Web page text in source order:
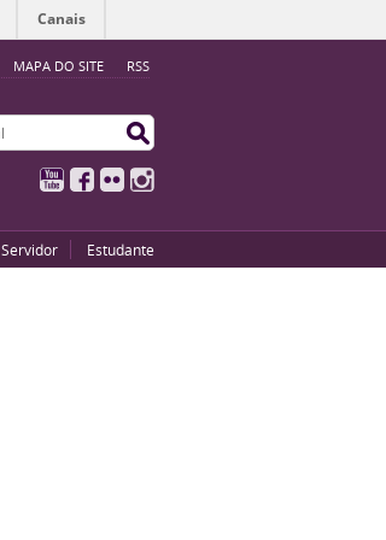
MAPA DO SITE RSS
Canais
YouTubeFacebook
Flickr
Servidor Estudante